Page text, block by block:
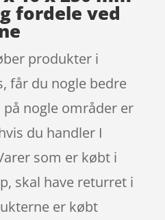
fordele ved
produkter i
får du nogle bedre
nogle områder er
du handler I
som er købt i
skal have returret i
er købt